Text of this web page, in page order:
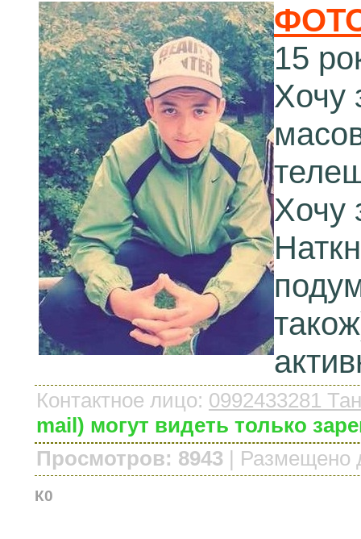
15
Хочу
Хочу
Контактное лицо: 0992433281
mail) могут видеть только
Просмотров: 8943 | Размещено
К0